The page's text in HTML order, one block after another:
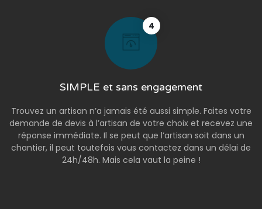
4
SIMPLE et sans engagement
Trouvez un artisan n’a jamais été aussi simple. Faites votre
demande de devis à l’artisan de votre choix et recevez une
réponse immédiate. Il se peut que l’artisan soit dans un
chantier, il peut toutefois vous contactez dans un délai de
24h/48h. Mais cela vaut la peine !